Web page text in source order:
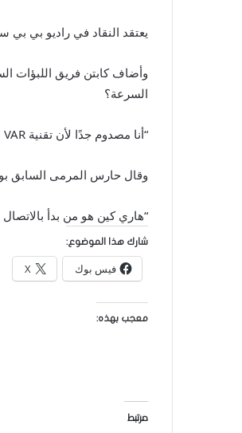
يعتقد النقاد في راديو بي بي سي 5 لايف أن كين هو من قام بالاتصال لكنهم اتفقوا على أنه كان خطأ
وأضاف كابتن فريق اللبؤات
السرعة؟
“أنا مصدوم جدًا لأن تقنية VAR لم تلغي القرار لأكون صادقًا”.
وقال حارس المرمى السابق بول روبنسون، الذي لعب لإنجلترا
“هاري كين هو من بدأ
شارك هذا الموضوع:
فيس بوك X
معجب بهذه:
مرتبط